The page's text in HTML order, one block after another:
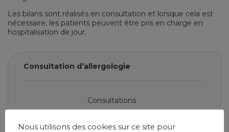
Les bilans sont réalisés en consultation et lorsque cela est
nécessaire, les patients peuvent être pris en charge en
hospitalisation de jour.
Consultation d’allergologie
Consultations
Nous utilisons des cookies sur ce site pour